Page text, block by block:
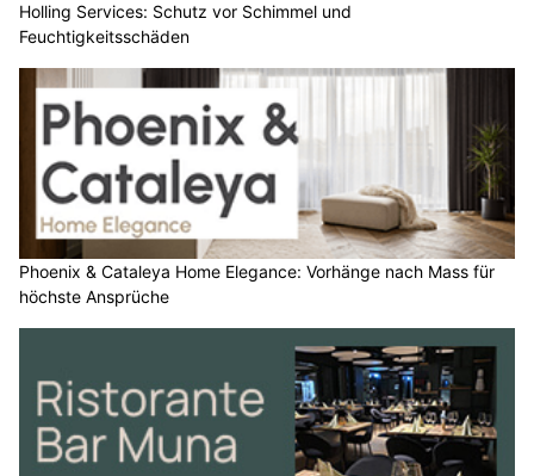
Holling Services: Schutz vor Schimmel und
Feuchtigkeitsschäden
Phoenix & Cataleya Home Elegance: Vorhänge nach Mass für
höchste Ansprüche